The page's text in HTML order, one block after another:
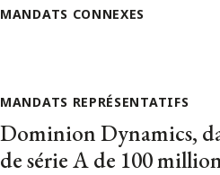
MANDATS CONNEXES
MANDATS REPRÉSENTATIFS
Dominion Dynamics,
de série A de 100